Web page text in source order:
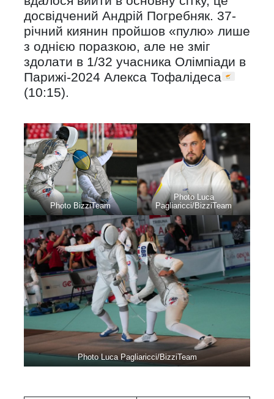
досвідчений Андрій Погребняк. 37-
річний киянин пройшов «пулю» лише
з однією поразкою, але не зміг
здолати в 1/32 учасника Олімпіади в
Парижі-2024 Алекса Тофалідеса
(10:15).
Photo BizziTeam
Photo Luca
Pagliaricci/BizziTeam
Photo Luca Pagliaricci/BizziTeam